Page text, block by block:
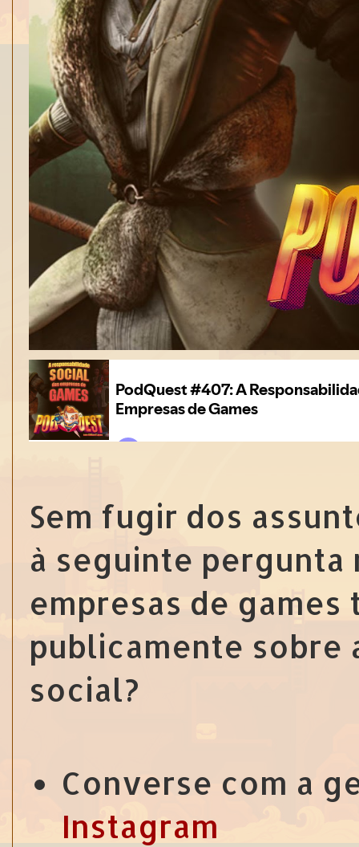
Sem fugir dos
à seguinte pergunta
empresas de
publicamente sobre
social?
Converse com a
Instagram